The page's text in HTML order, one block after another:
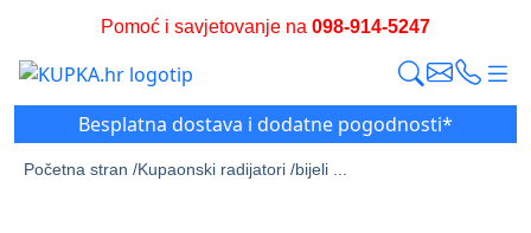
Pomoć i savjetovanje na 098-914-5247
Besplatna dostava i dodatne pogodnosti*
Početna stran /Kupaonski radijatori /bijeli ...